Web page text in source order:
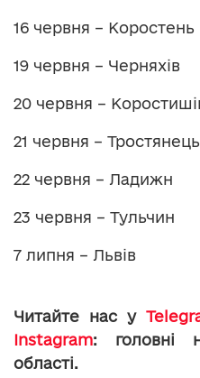
16 червня – Коростень
19 червня – Черняхів
20 червня –
21 червня – Тростянець
22 червня – Ладижн
23 червня – Тульчин
7 липня – Львів
Читайте нас у
Instagram: головні
області.